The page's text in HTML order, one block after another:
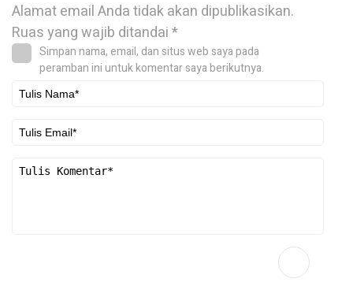
Alamat email Anda tidak akan dipublikasikan.
Ruas yang wajib ditandai*
Simpan nama, email, dan situs web saya pada
peramban ini untuk komentar saya berikutnya.